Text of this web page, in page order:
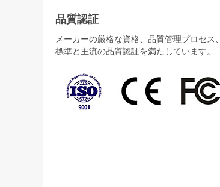
品質認証
メーカーの厳格な資格、品質管理プロセ
標準と主流の品質認証を満たしています。